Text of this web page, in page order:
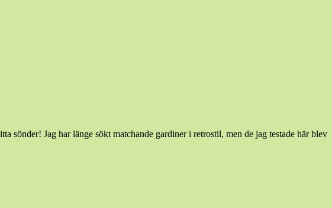
sönder! Jag har länge sökt matchande gardiner i retrostil, men de jag testade här blev